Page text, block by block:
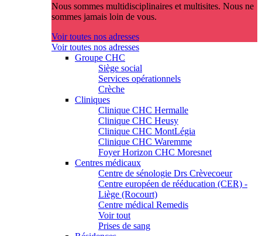
Nous sommes multidisciplinaires et multisites. Nous ne
sommes jamais loin de vous.
Voir toutes nos adresses
Voir toutes nos adresses
Groupe CHC
Siège social
Services opérationnels
Crèche
Cliniques
Clinique CHC Hermalle
Clinique CHC Heusy
Clinique CHC MontLégia
Clinique CHC Waremme
Foyer Horizon CHC Moresnet
Centres médicaux
Centre de sénologie Drs Crèvecoeur
Centre européen de rééducation (CER) -
Liège (Rocourt)
Centre médical Remedis
Voir tout
Prises de sang